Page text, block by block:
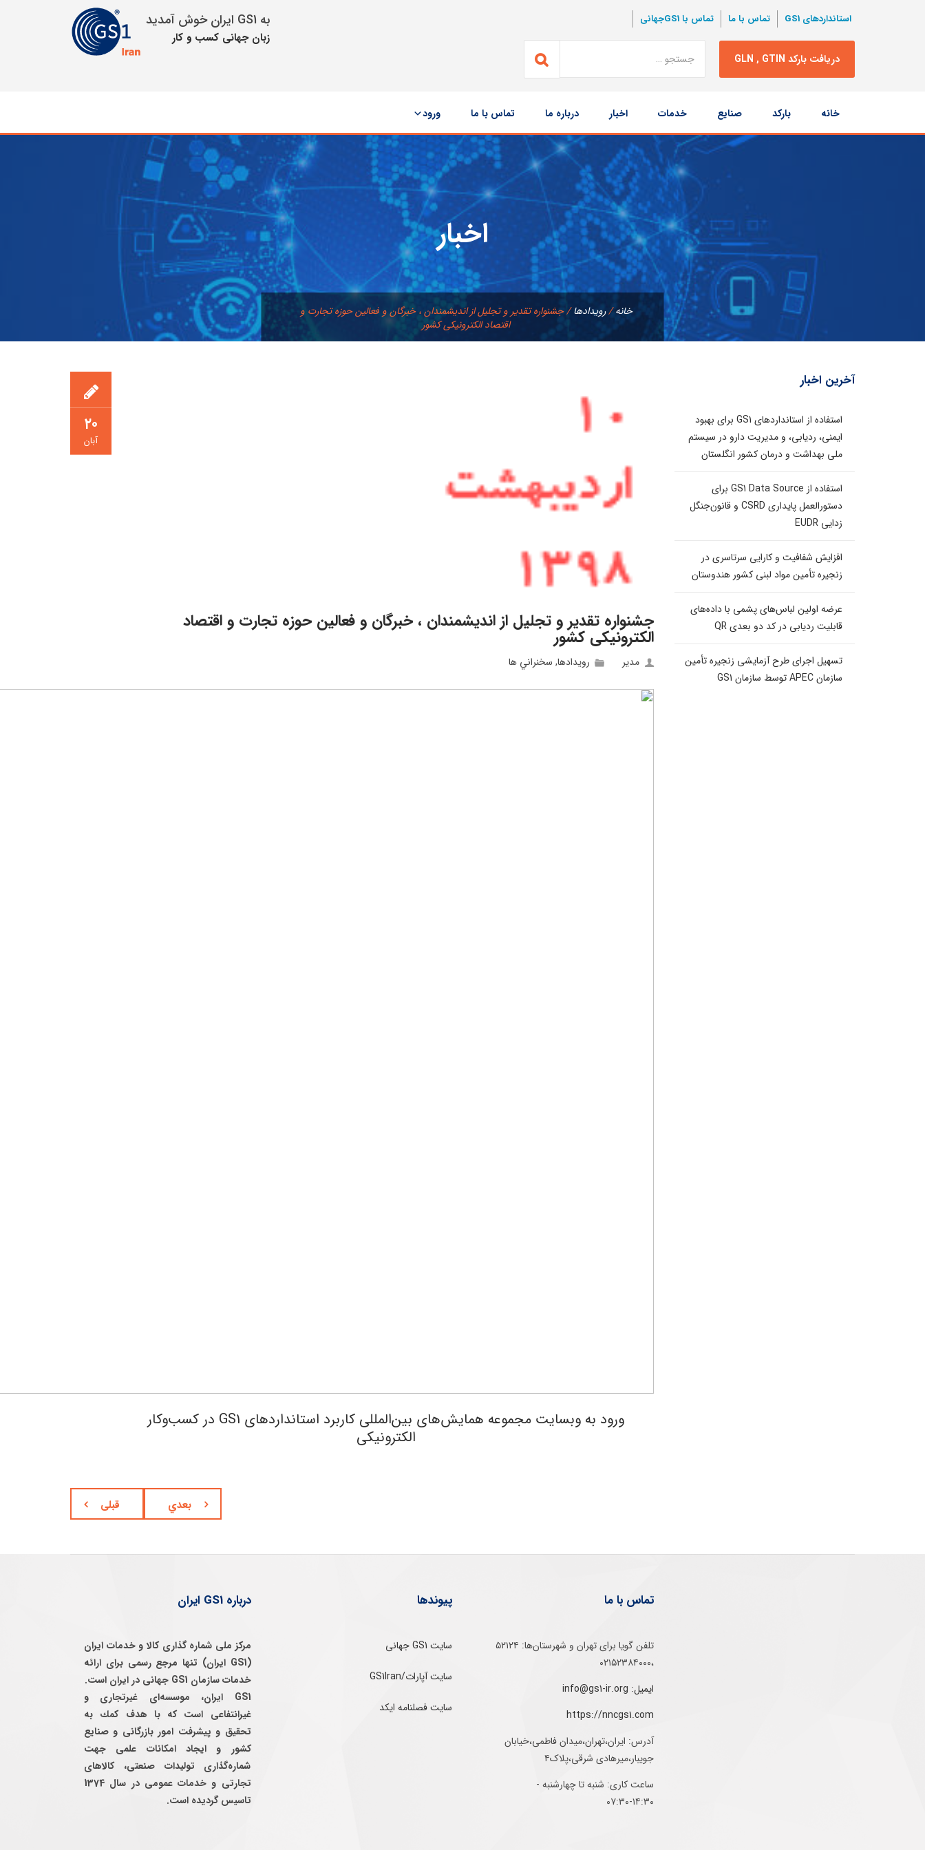
به GS1 ایران خوش آمدید
زبان جهانی كسب و كار
استانداردهای GS1 تماس با ما تماس با GS1جهانی
دریافت بارکد GLN , GTIN
نتبجه
جستجو
محتوا
خانه بارکد صنایع خدمات اخبار درباره ما تماس با ما ورود
اخبار
خانه/رويدادها/جشنواره تقدیر و تجلیل از اندیشمندان ، خبرگان و فعالین حوزه تجارت و
اقتصاد الکترونیکی کشور
۲۰
آبان
جشنواره تقدیر و تجلیل از اندیشمندان ، خبرگان و فعالین حوزه تجارت و اقتصاد
الکترونیکی کشور
مدیر رويدادها, سخنراني ها
ورود به وبسایت مجموعه همایش‌های بین‌المللی کاربرد استانداردهای GS1 در کسب‌وکار
الکترونیکی
قبلی بعدي
آخرین اخبار
استفاده از استانداردهای GS1 برای بهبود
ایمنی، ردیابی، و مدیریت دارو در سیستم
ملی بهداشت و درمان کشور انگلستان
استفاده از GS1 Data Source برای
دستورالعمل پایداری CSRD و قانون‌جنگل
زدایی EUDR
افزایش شفافیت و کارایی سرتاسری در
زنجیره تأمین مواد لبنی کشور هندوستان
عرضه اولین لباس‌های پشمی با داده‌های
قابلیت ردیابی در کد دو بعدی QR
تسهیل اجرای طرح آزمایشی زنجیره تأمین
سازمان APEC توسط سازمان GS1
درباره GS1 ایران
مرکز ملی شماره گذاری کالا و خدمات ایران
(GS1 ایران) تنها مرجع رسمی برای ارائه
خدمات سازمان GS1 جهانی در ایران است.
GS1 ایران، موسسه‌ای غيرتجاری و
غيرانتفاعی است كه با هدف كمك به
تحقيق و پيشرفت امور بازرگانی و صنايع
كشور و ايجاد امكانات علمی جهت
شماره‌گذاری توليدات صنعتی، كالاهای
تجارتی و خدمات عمومی در سال 1374
تاسيس گرديده است.
پیوندها
سایت GS1 جهانی
سایت آپارات/GS1Iran
سایت فصلنامه ایکد
تماس با ما
تلفن‌ گویا برای‌ تهران‌‌ و‌ شهرستان‌ها:‌ ۵۲۱۲۴
،۰۲۱۵۲۳۸۴۰۰۰
ایمیل: info@gs1-ir.org
https://nncgs1.com
آدرس: ایران،تهران،میدان فاطمی،خیابان
جویبار،میرهادی شرقی،پلاک۴
ساعت کاری: شنبه تا چهارشنبه -
۱۴:۳۰-۰۷:۳۰